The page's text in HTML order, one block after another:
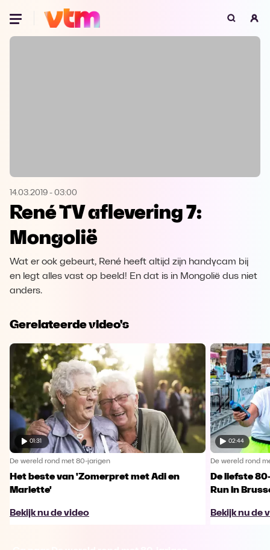
Oeps, browser niet ondersteund
Microsoft Edge Download
Opera
14.03.2019 - 03:00
René TV aflevering 7:
Mongolië
Wat er ook gebeurt, René heeft altijd zijn handycam bij
en legt alles vast op beeld! En dat is in Mongolië dus niet
anders.
Gerelateerde video's
01:31
De wereld rond met 80-jarigen
Het beste van 'Zomerpret met Adi en
Mariette'
Bekijk nu de video
02:44
De wereld rond
De liefste
Run in
Bekijk nu de